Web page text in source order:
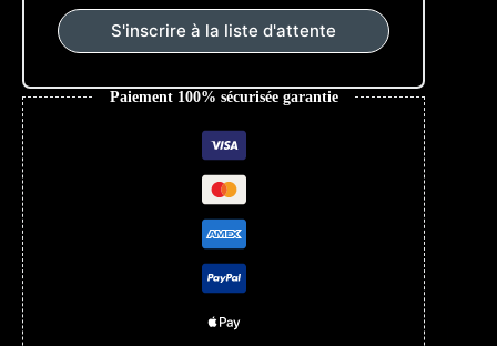
S'inscrire à la liste d'attente
Paiement 100% sécurisée garantie